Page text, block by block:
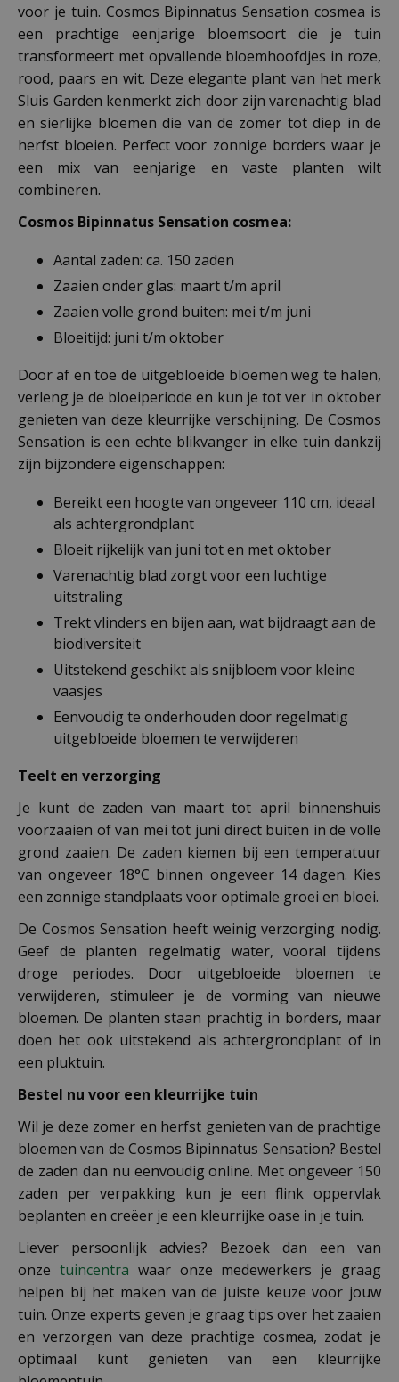
voor je tuin. Cosmos Bipinnatus Sensation cosmea is
een prachtige eenjarige bloemsoort die je tuin
transformeert met opvallende bloemhoofdjes in roze,
rood, paars en wit. Deze elegante plant van het merk
Sluis Garden kenmerkt zich door zijn varenachtig blad
en sierlijke bloemen die van de zomer tot diep in de
herfst bloeien. Perfect voor zonnige borders waar je
een mix van eenjarige en vaste planten wilt
combineren.
Cosmos Bipinnatus Sensation cosmea:
Aantal zaden: ca. 150 zaden
Zaaien onder glas: maart t/m april
Zaaien volle grond buiten: mei t/m juni
Bloeitijd: juni t/m oktober
Door af en toe de uitgebloeide bloemen weg te halen,
verleng je de bloeiperiode en kun je tot ver in oktober
genieten van deze kleurrijke verschijning. De Cosmos
Sensation is een echte blikvanger in elke tuin dankzij
zijn bijzondere eigenschappen:
Bereikt een hoogte van ongeveer 110 cm, ideaal
als achtergrondplant
Bloeit rijkelijk van juni tot en met oktober
Varenachtig blad zorgt voor een luchtige
uitstraling
Trekt vlinders en bijen aan, wat bijdraagt aan de
biodiversiteit
Uitstekend geschikt als snijbloem voor kleine
vaasjes
Eenvoudig te onderhouden door regelmatig
uitgebloeide bloemen te verwijderen
Teelt en verzorging
Je kunt de zaden van maart tot april binnenshuis
voorzaaien of van mei tot juni direct buiten in de volle
grond zaaien. De zaden kiemen bij een temperatuur
van ongeveer 18°C binnen ongeveer 14 dagen. Kies
een zonnige standplaats voor optimale groei en bloei.
De Cosmos Sensation heeft weinig verzorging nodig.
Geef de planten regelmatig water, vooral tijdens
droge periodes. Door uitgebloeide bloemen te
verwijderen, stimuleer je de vorming van nieuwe
bloemen. De planten staan prachtig in borders, maar
doen het ook uitstekend als achtergrondplant of in
een pluktuin.
Bestel nu voor een kleurrijke tuin
Wil je deze zomer en herfst genieten van de prachtige
bloemen van de Cosmos Bipinnatus Sensation? Bestel
de zaden dan nu eenvoudig online. Met ongeveer 150
zaden per verpakking kun je een flink oppervlak
beplanten en creëer je een kleurrijke oase in je tuin.
Liever persoonlijk advies? Bezoek dan een van
onze tuincentra waar onze medewerkers je graag
helpen bij het maken van de juiste keuze voor jouw
tuin. Onze experts geven je graag tips over het zaaien
en verzorgen van deze prachtige cosmea, zodat je
optimaal kunt genieten van een kleurrijke